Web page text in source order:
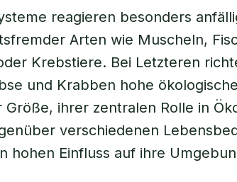
reagieren besonders
Arten wie Muscheln,
Krebstiere. Bei Letzteren
und Krabben hohe
Größe, ihrer zentralen Rolle in
verschiedenen
hohen Einfluss auf ihre